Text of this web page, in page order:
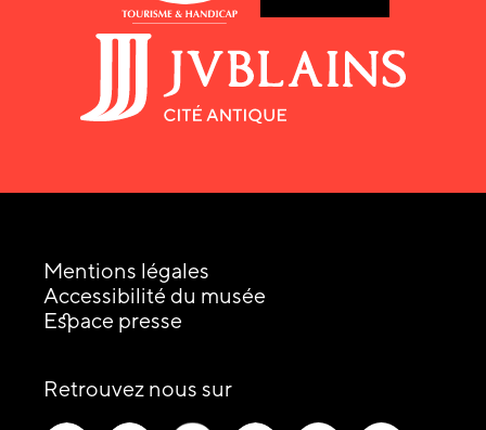
Mentions légales
Accessibilité du musée
Espace presse
Retrouvez nous surles